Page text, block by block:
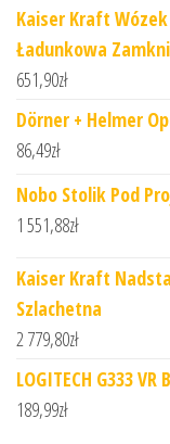
Kaiser Kraft
Ładunkowa
651,90zł
Dörner + Helmer
86,49zł
Nobo Stolik Pod
1 551,88zł
Kaiser Kraft
Szlachetna
2 779,80zł
LOGITECH G333 VR
189,99zł